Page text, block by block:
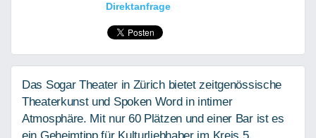
Direktanfrage
Das Sogar Theater in Zürich bietet zeitgenössische
Theaterkunst und Spoken Word in intimer
Atmosphäre. Mit nur 60 Plätzen und einer Bar ist es